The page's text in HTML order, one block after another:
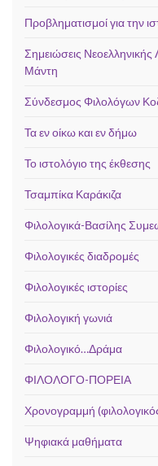
Προβληματισμοί για την
Σημειώσεις
Μάντη
Σύνδεσμος Φιλολόγων
Τα εν οίκω και εν δήμω
Το ιστολόγιο της έκθεσης
Τσαμπίκα Καράκιζα
Φιλολογικά-Βασίλης
Φιλολογικές διαδρομές
Φιλολογικές ιστορίες
Φιλολογική γωνιά
Φιλολογικό…Δράμα
ΦΙΛΟΛΟΓΟ-ΠΟΡΕΙΑ
Χρονογραμμή
Ψηφιακά μαθήματα